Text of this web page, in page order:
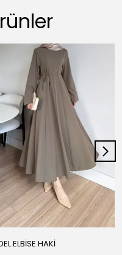
ELBİSE HAKİ